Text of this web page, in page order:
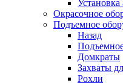
Установка
Окрасочное
Подъемное
Назад
Домкраты
Захваты
Рохли